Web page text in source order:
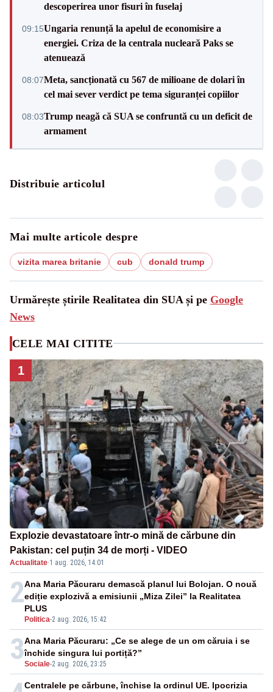
descoperirea unor fisuri în fuselaj
09:15Ungaria renunță la apelul de economisire a
energiei. Criza de la centrala nucleară Paks se
atenuează
08:07Meta, sancționată cu 567 de milioane de dolari în
cel mai sever verdict pe tema siguranței copiilor
08:03Trump neagă că SUA se confruntă cu un deficit de
armament
Distribuie articolul
Mai multe articole despre
vizita marea britanie cub donald trump
Urmărește știrile Realitatea din SUA și pe Google
News
CELE MAI CITITE
1
Explozie devastatoare într-o mină de cărbune din
Pakistan: cel puțin 34 de morți - VIDEO
Actualitate·1 aug. 2026, 14:01
2
Politica-2 aug. 2026, 15:42
Ana Maria Păcuraru demască planul lui Bolojan. O nouă
ediție explozivă a emisiunii „Miza Zilei” la Realitatea
PLUS
3Sociale-2 aug. 2026, 23:25
Ana Maria Păcuraru: „Ce se alege de un om căruia i se
închide singura lui portiță?”
Centralele pe cărbune, închise la ordinul UE. Ipocrizia